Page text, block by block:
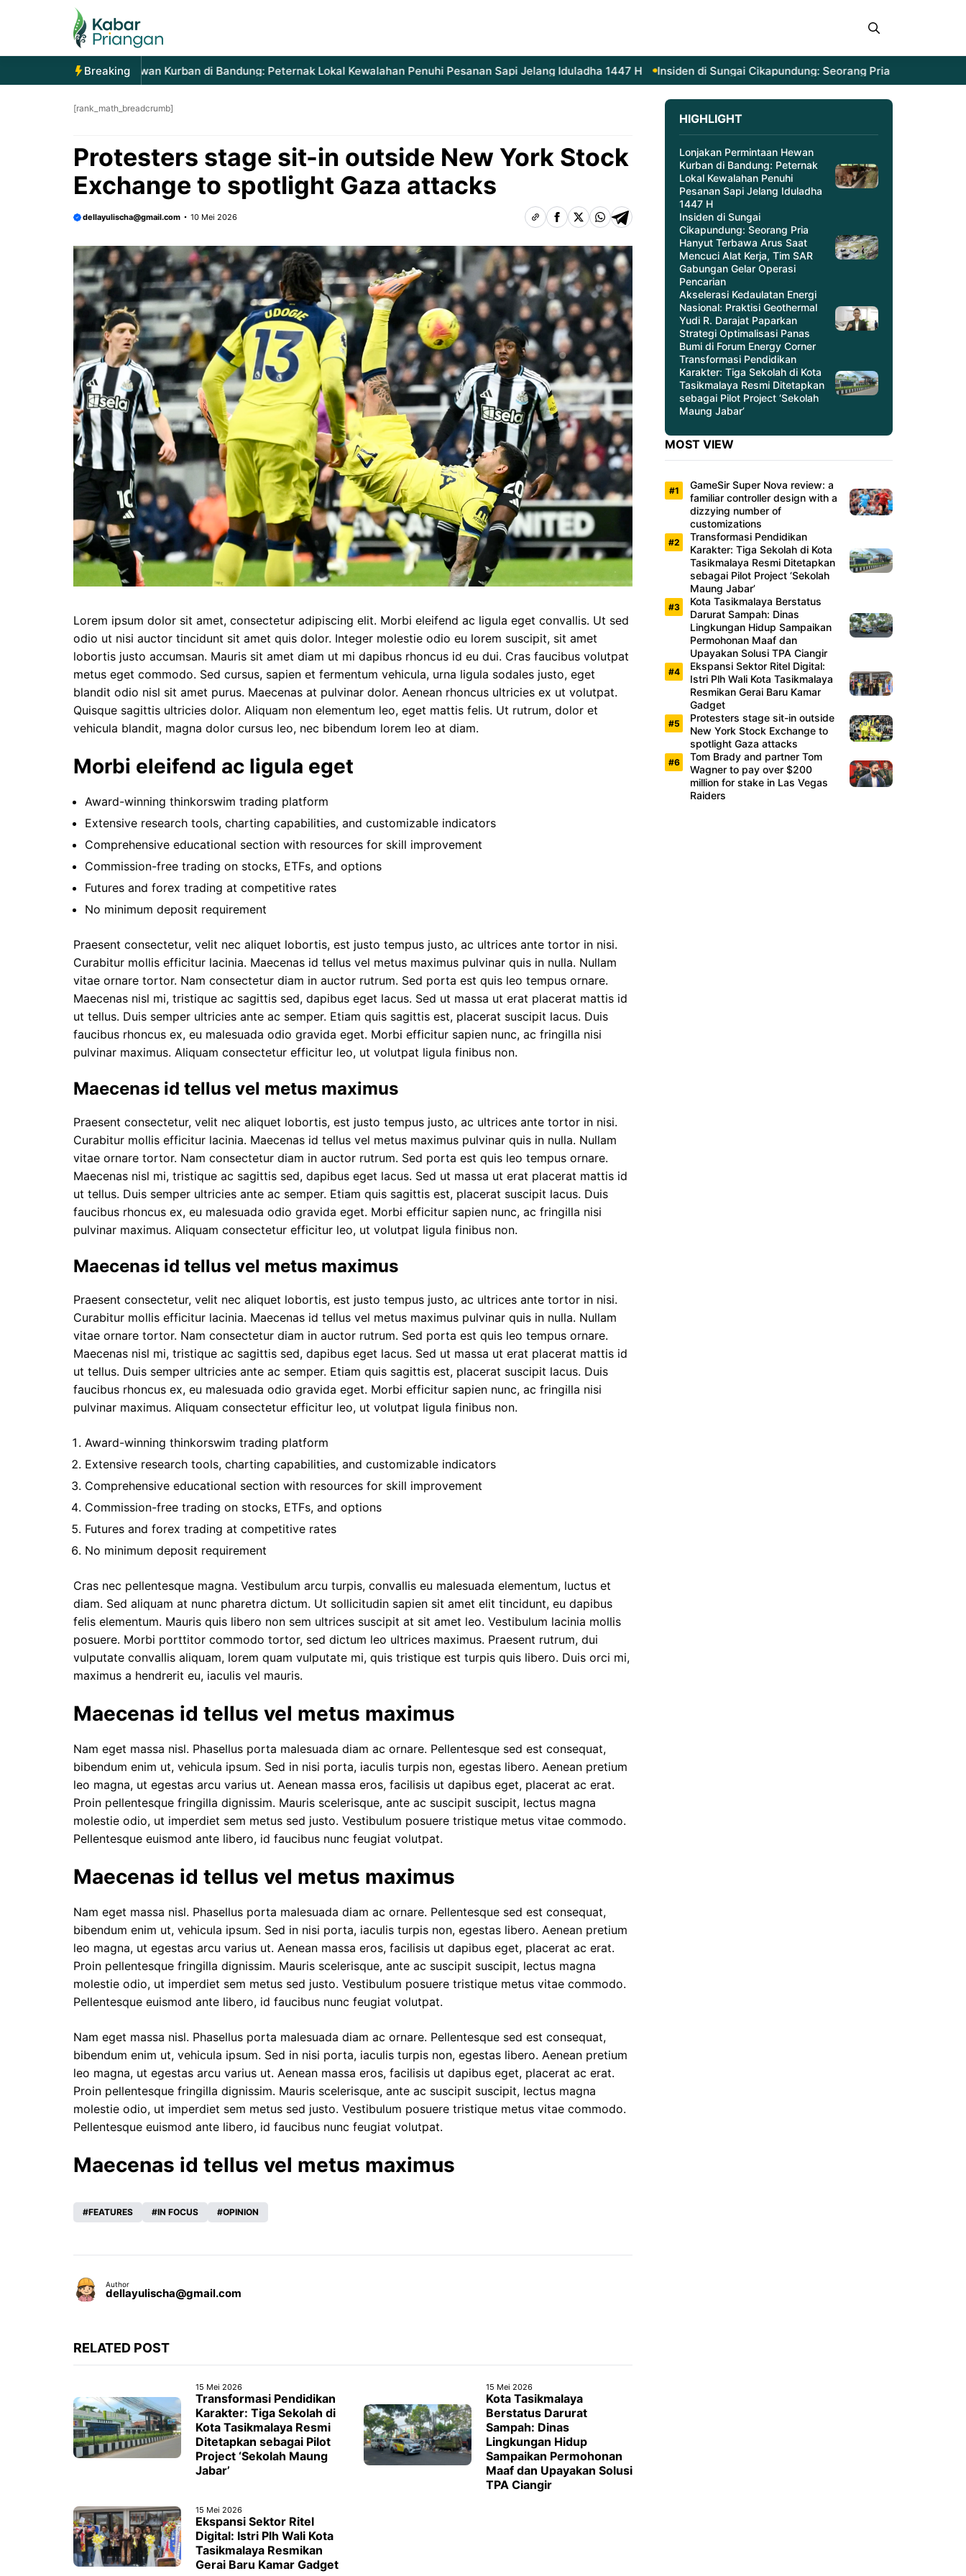
Breaking
Permintaan Hewan Kurban di Bandung: Peternak Lokal Kewalahan Penuhi Pesanan Sapi Jelang Iduladha 1447 H Insiden di Sungai Cikapundung: Seorang Pria Hanyut Terbawa
[rank_math_breadcrumb]
Protesters stage sit-in outside New York Stock
Exchange to spotlight Gaza attacks
dellayulischa@gmail.com 10 Mei 2026
Lorem ipsum dolor sit amet, consectetur adipiscing elit. Morbi eleifend ac ligula eget convallis. Ut sed
odio ut nisi auctor tincidunt sit amet quis dolor. Integer molestie odio eu lorem suscipit, sit amet
lobortis justo accumsan. Mauris sit amet diam ut mi dapibus rhoncus id eu dui. Cras faucibus volutpat
metus eget commodo. Sed cursus, sapien et fermentum vehicula, urna ligula sodales justo, eget
blandit odio nisl sit amet purus. Maecenas at pulvinar dolor. Aenean rhoncus ultricies ex ut volutpat.
Quisque sagittis ultricies dolor. Aliquam non elementum leo, eget mattis felis. Ut rutrum, dolor et
vehicula blandit, magna dolor cursus leo, nec bibendum lorem leo at diam.
Morbi eleifend ac ligula eget
Award-winning thinkorswim trading platform
Extensive research tools, charting capabilities, and customizable indicators
Comprehensive educational section with resources for skill improvement
Commission-free trading on stocks, ETFs, and options
Futures and forex trading at competitive rates
No minimum deposit requirement
Praesent consectetur, velit nec aliquet lobortis, est justo tempus justo, ac ultrices ante tortor in nisi.
Curabitur mollis efficitur lacinia. Maecenas id tellus vel metus maximus pulvinar quis in nulla. Nullam
vitae ornare tortor. Nam consectetur diam in auctor rutrum. Sed porta est quis leo tempus ornare.
Maecenas nisl mi, tristique ac sagittis sed, dapibus eget lacus. Sed ut massa ut erat placerat mattis id
ut tellus. Duis semper ultricies ante ac semper. Etiam quis sagittis est, placerat suscipit lacus. Duis
faucibus rhoncus ex, eu malesuada odio gravida eget. Morbi efficitur sapien nunc, ac fringilla nisi
pulvinar maximus. Aliquam consectetur efficitur leo, ut volutpat ligula finibus non.
Maecenas id tellus vel metus maximus
Praesent consectetur, velit nec aliquet lobortis, est justo tempus justo, ac ultrices ante tortor in nisi.
Curabitur mollis efficitur lacinia. Maecenas id tellus vel metus maximus pulvinar quis in nulla. Nullam
vitae ornare tortor. Nam consectetur diam in auctor rutrum. Sed porta est quis leo tempus ornare.
Maecenas nisl mi, tristique ac sagittis sed, dapibus eget lacus. Sed ut massa ut erat placerat mattis id
ut tellus. Duis semper ultricies ante ac semper. Etiam quis sagittis est, placerat suscipit lacus. Duis
faucibus rhoncus ex, eu malesuada odio gravida eget. Morbi efficitur sapien nunc, ac fringilla nisi
pulvinar maximus. Aliquam consectetur efficitur leo, ut volutpat ligula finibus non.
Maecenas id tellus vel metus maximus
Praesent consectetur, velit nec aliquet lobortis, est justo tempus justo, ac ultrices ante tortor in nisi.
Curabitur mollis efficitur lacinia. Maecenas id tellus vel metus maximus pulvinar quis in nulla. Nullam
vitae ornare tortor. Nam consectetur diam in auctor rutrum. Sed porta est quis leo tempus ornare.
Maecenas nisl mi, tristique ac sagittis sed, dapibus eget lacus. Sed ut massa ut erat placerat mattis id
ut tellus. Duis semper ultricies ante ac semper. Etiam quis sagittis est, placerat suscipit lacus. Duis
faucibus rhoncus ex, eu malesuada odio gravida eget. Morbi efficitur sapien nunc, ac fringilla nisi
pulvinar maximus. Aliquam consectetur efficitur leo, ut volutpat ligula finibus non.
Award-winning thinkorswim trading platform
Extensive research tools, charting capabilities, and customizable indicators
Comprehensive educational section with resources for skill improvement
Commission-free trading on stocks, ETFs, and options
Futures and forex trading at competitive rates
No minimum deposit requirement
Cras nec pellentesque magna. Vestibulum arcu turpis, convallis eu malesuada elementum, luctus et
diam. Sed aliquam at nunc pharetra dictum. Ut sollicitudin sapien sit amet elit tincidunt, eu dapibus
felis elementum. Mauris quis libero non sem ultrices suscipit at sit amet leo. Vestibulum lacinia mollis
posuere. Morbi porttitor commodo tortor, sed dictum leo ultrices maximus. Praesent rutrum, dui
vulputate convallis aliquam, lorem quam vulputate mi, quis tristique est turpis quis libero. Duis orci mi,
maximus a hendrerit eu, iaculis vel mauris.
Maecenas id tellus vel metus maximus
Nam eget massa nisl. Phasellus porta malesuada diam ac ornare. Pellentesque sed est consequat,
bibendum enim ut, vehicula ipsum. Sed in nisi porta, iaculis turpis non, egestas libero. Aenean pretium
leo magna, ut egestas arcu varius ut. Aenean massa eros, facilisis ut dapibus eget, placerat ac erat.
Proin pellentesque fringilla dignissim. Mauris scelerisque, ante ac suscipit suscipit, lectus magna
molestie odio, ut imperdiet sem metus sed justo. Vestibulum posuere tristique metus vitae commodo.
Pellentesque euismod ante libero, id faucibus nunc feugiat volutpat.
Maecenas id tellus vel metus maximus
Nam eget massa nisl. Phasellus porta malesuada diam ac ornare. Pellentesque sed est consequat,
bibendum enim ut, vehicula ipsum. Sed in nisi porta, iaculis turpis non, egestas libero. Aenean pretium
leo magna, ut egestas arcu varius ut. Aenean massa eros, facilisis ut dapibus eget, placerat ac erat.
Proin pellentesque fringilla dignissim. Mauris scelerisque, ante ac suscipit suscipit, lectus magna
molestie odio, ut imperdiet sem metus sed justo. Vestibulum posuere tristique metus vitae commodo.
Pellentesque euismod ante libero, id faucibus nunc feugiat volutpat.
Nam eget massa nisl. Phasellus porta malesuada diam ac ornare. Pellentesque sed est consequat,
bibendum enim ut, vehicula ipsum. Sed in nisi porta, iaculis turpis non, egestas libero. Aenean pretium
leo magna, ut egestas arcu varius ut. Aenean massa eros, facilisis ut dapibus eget, placerat ac erat.
Proin pellentesque fringilla dignissim. Mauris scelerisque, ante ac suscipit suscipit, lectus magna
molestie odio, ut imperdiet sem metus sed justo. Vestibulum posuere tristique metus vitae commodo.
Pellentesque euismod ante libero, id faucibus nunc feugiat volutpat.
Maecenas id tellus vel metus maximus
FEATURES IN FOCUS OPINION
Author
dellayulischa@gmail.com
RELATED POST
15 Mei 2026
Transformasi Pendidikan
Karakter: Tiga Sekolah di
Kota Tasikmalaya Resmi
Ditetapkan sebagai Pilot
Project ‘Sekolah Maung
Jabar’
15 Mei 2026
Kota Tasikmalaya
Berstatus Darurat
Sampah: Dinas
Lingkungan Hidup
Sampaikan Permohonan
Maaf dan Upayakan Solusi
TPA Ciangir
15 Mei 2026
Ekspansi Sektor Ritel
Digital: Istri Plh Wali Kota
Tasikmalaya Resmikan
Gerai Baru Kamar Gadget
HIGHLIGHT
Lonjakan Permintaan Hewan
Kurban di Bandung: Peternak
Lokal Kewalahan Penuhi
Pesanan Sapi Jelang Iduladha
1447 H
Insiden di Sungai
Cikapundung: Seorang Pria
Hanyut Terbawa Arus Saat
Mencuci Alat Kerja, Tim SAR
Gabungan Gelar Operasi
Pencarian
Akselerasi Kedaulatan Energi
Nasional: Praktisi Geothermal
Yudi R. Darajat Paparkan
Strategi Optimalisasi Panas
Bumi di Forum Energy Corner
Transformasi Pendidikan
Karakter: Tiga Sekolah di Kota
Tasikmalaya Resmi Ditetapkan
sebagai Pilot Project ‘Sekolah
Maung Jabar’
MOST VIEW
GameSir Super Nova review: a
familiar controller design with a
dizzying number of
customizations
Transformasi Pendidikan
Karakter: Tiga Sekolah di Kota
Tasikmalaya Resmi Ditetapkan
sebagai Pilot Project ‘Sekolah
Maung Jabar’
Kota Tasikmalaya Berstatus
Darurat Sampah: Dinas
Lingkungan Hidup Sampaikan
Permohonan Maaf dan
Upayakan Solusi TPA Ciangir
Ekspansi Sektor Ritel Digital:
Istri Plh Wali Kota Tasikmalaya
Resmikan Gerai Baru Kamar
Gadget
Protesters stage sit-in outside
New York Stock Exchange to
spotlight Gaza attacks
Tom Brady and partner Tom
Wagner to pay over $200
million for stake in Las Vegas
Raiders